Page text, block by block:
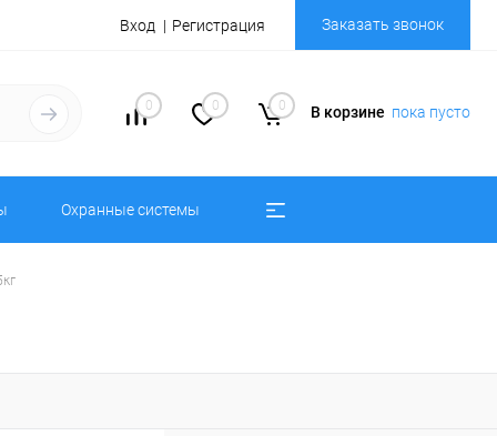
Вход Регистрация Заказать звонок
0 0 0 В корзине пока пусто
Охранные системы